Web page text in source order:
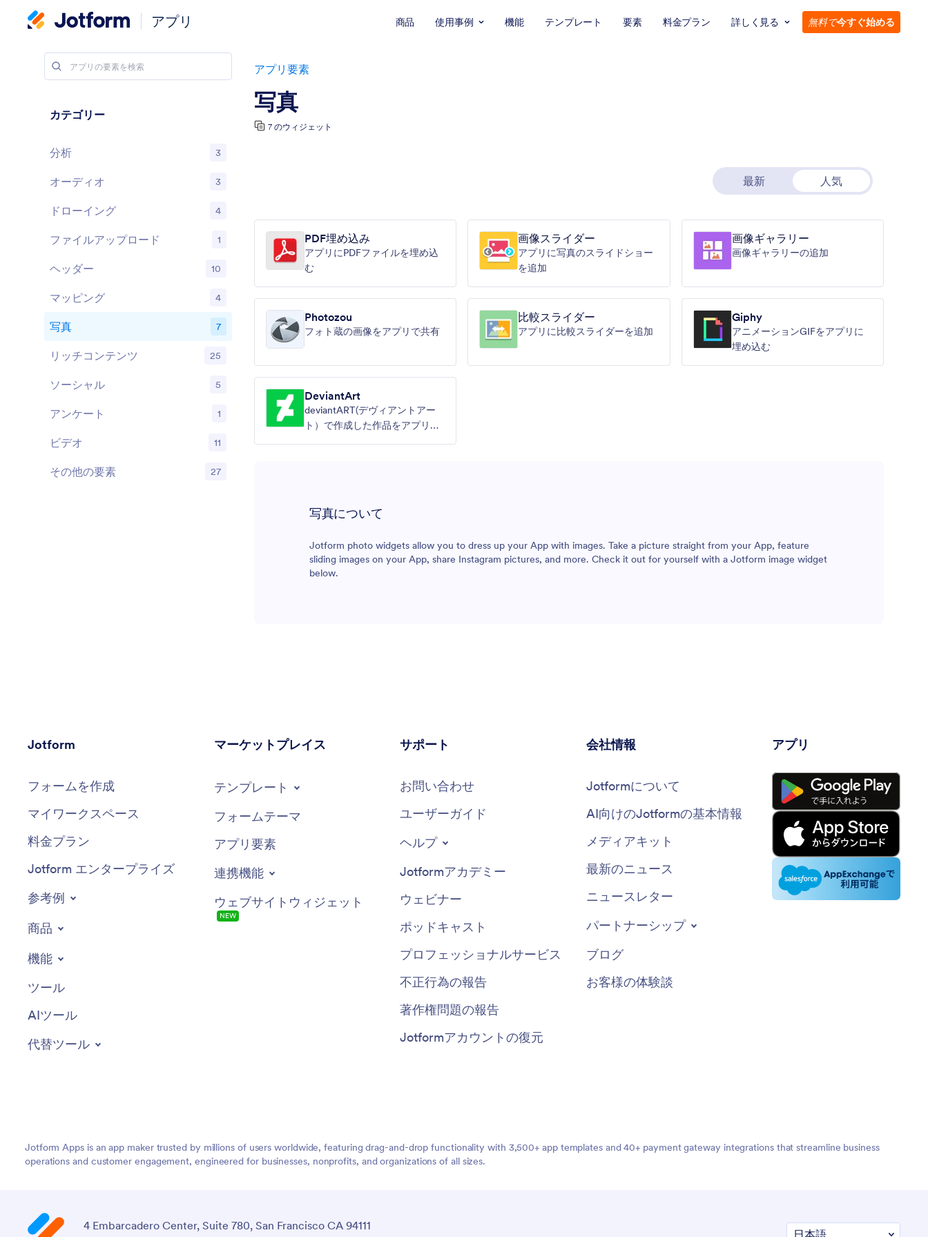
アプリ 商品 使用事例 機能 テンプレート 要素 料金プラン 詳しく見る 無料で今すぐ始める
アプリ要素
写真
7 のウィジェット
最新 人気
PDF埋め込み
アプリにPDFファイルを埋め込
む
画像スライダー
アプリに写真のスライドショー
を追加
画像ギャラリー
画像ギャラリーの追加
Photozou
フォト蔵の画像をアプリで共有
比較スライダー
アプリに比較スライダーを追加
Giphy
アニメーションGIFをアプリに
埋め込む
DeviantArt
deviantART(デヴィアントアー
ト）で作成した作品をアプリで
写真について
Jotform photo widgets allow you to dress up your App with images. Take a picture straight from your App, feature
sliding images on your App, share Instagram pictures, and more. Check it out for yourself with a Jotform image widget
below.
カテゴリー
分析 3
オーディオ 3
ドローイング 4
ファイルアップロード 1
ヘッダー 10
マッピング 4
写真 7
リッチコンテンツ 25
ソーシャル 5
アンケート 1
ビデオ 11
その他の要素 27
Jotform
フォームを作成
マイワークスペース
料金プラン
Jotform エンタープライズ
参考例
商品
機能
ツール
AIツール
代替ツール
マーケットプレイス
テンプレート
フォームテーマ
アプリ要素
連携機能
ウェブサイトウィジェット
NEW
サポート
お問い合わせ
ユーザーガイド
ヘルプ
Jotformアカデミー
ウェビナー
ポッドキャスト
プロフェッショナルサービス
不正行為の報告
著作権問題の報告
Jotformアカウントの復元
会社情報
Jotformについて
AI向けのJotformの基本情報
メディアキット
最新のニュース
ニュースレター
パートナーシップ
ブログ
お客様の体験談
アプリ
Jotform Apps is an app maker trusted by millions of users worldwide, featuring drag-and-drop functionality with 3,500+ app templates and 40+ payment gateway integrations that streamline business
operations and customer engagement, engineered for businesses, nonprofits, and organizations of all sizes.
4 Embarcadero Center, Suite 780, San Francisco CA 94111